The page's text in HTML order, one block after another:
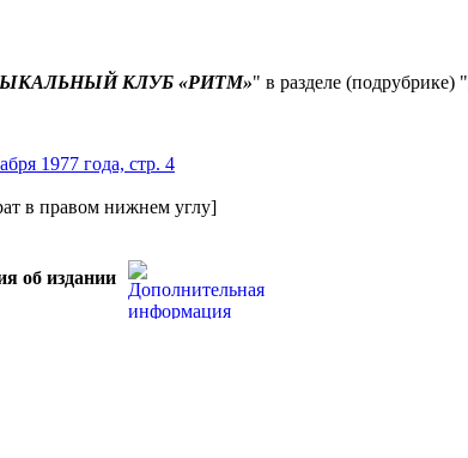
КЛУБ «РИТМ»" в разделе (подрубрике) "
в правом нижнем углу]
об издании